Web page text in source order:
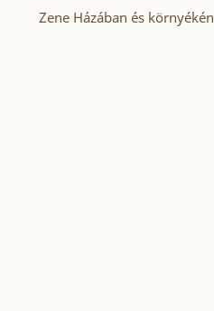
Zene Házában és környékén